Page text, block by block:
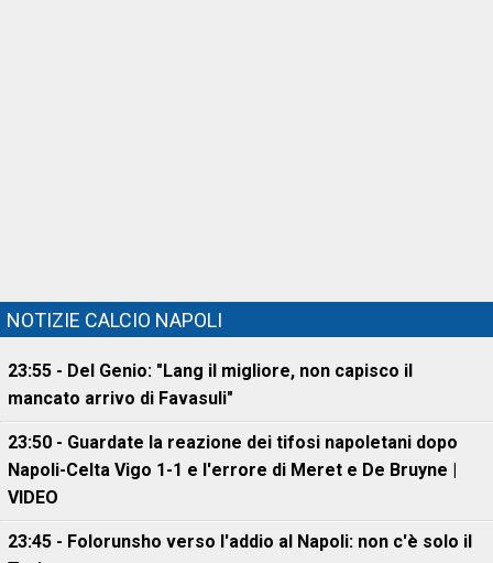
NOTIZIE CALCIO NAPOLI
23:55 - Del Genio: "Lang il migliore, non capisco il
mancato arrivo di Favasuli"
23:50 - Guardate la reazione dei tifosi napoletani dopo
Napoli-Celta Vigo 1-1 e l'errore di Meret e De Bruyne |
VIDEO
23:45 - Folorunsho verso l'addio al Napoli: non c'è solo il